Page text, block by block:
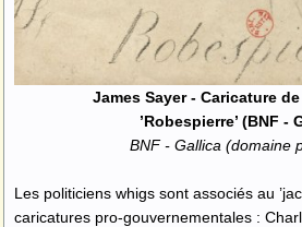
James Sayer - Caricature
’Robespierre’ (BNF -
BNF - Gallica (domaine
Les politiciens whigs sont associés au
caricatures pro-gouvernementales :